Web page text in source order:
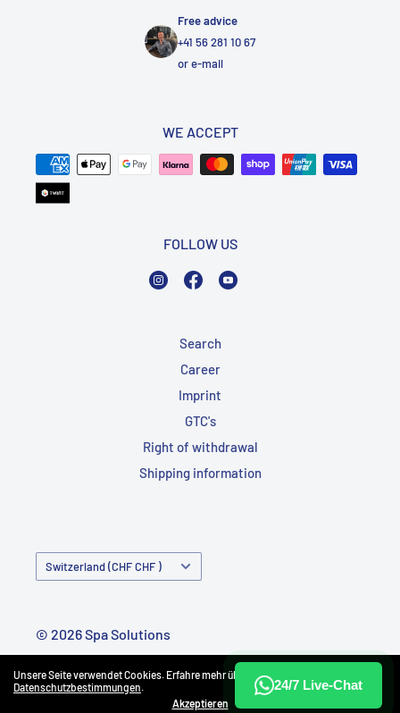
Unsere Seite verwendet Cookies. Erfahre mehr über unsere
Datenschutzbestimmungen.
Akzeptieren
Free advice
+41 56 281 10 67
ore-mail
WE ACCEPT
FOLLOW US
InstagramFacebook
Search
Career
Imprint
GTC's
Right of withdrawal
Shipping information
Country/Region Switzerland (CHF CHF )
© 2026 Spa Solutions
Powered by Shopify
24/7 Live-Chat